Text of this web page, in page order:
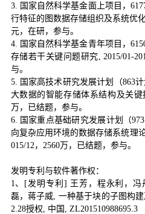
3. 国家自然科学基金面上项目，
行特征的图数据存储组织及系统优
元，在研，参与。
4. 国家自然科学基金青年项目，
存储若干关键问题研究, 2015/01-
与。
5. 国家高技术研究发展计划（863
大数据的智能存储体系结构及关键
万，已结题，参与。
6. 国家重点基础研究发展计划（
向复杂应用环境的数据存储系统理
015/12，2560万，已结题，参与。
发明专利与软件著作权：
1、[发明专利] 王芳，程永利，
磊，蒋子威, 一种基于块的子图构
2.28授权, 中国, ZL201510988695.3